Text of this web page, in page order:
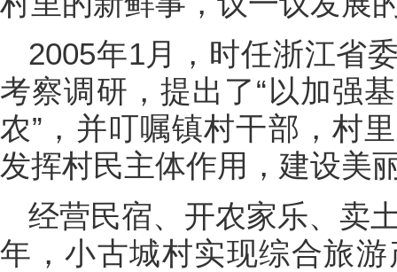
2005年1月，时任浙江省
考察调研，提出了“以加强
农”，并叮嘱镇村干部，村
发挥村民主体作用，建设美
经营民宿、开农家乐、
年，小古城村实现综合旅